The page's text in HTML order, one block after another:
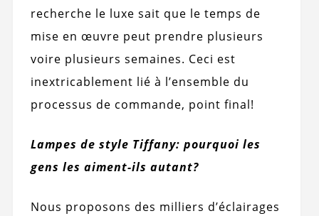
recherche le luxe sait que le temps de
mise en œuvre peut prendre plusieurs
voire plusieurs semaines. Ceci est
inextricablement lié à l’ensemble du
processus de commande, point final!
Lampes de style Tiffany: pourquoi les
gens les aiment-ils autant?
Nous proposons des milliers d’éclairages